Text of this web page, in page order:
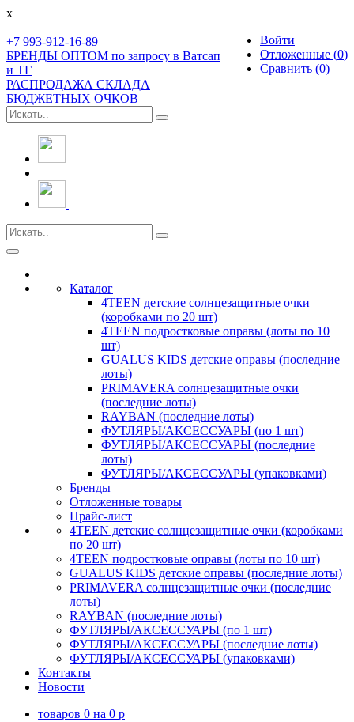
x
Войти
Отложенные (0)
Сравнить (0)
+7 993-912-16-89
БРЕНДЫ ОПТОМ по запросу в Ватсап
и ТГ
РАСПРОДАЖА СКЛАДА
БЮДЖЕТНЫХ ОЧКОВ
Toggle
Каталог
4TEEN детские солнцезащитные очки
(коробками по 20 шт)
4TEEN подростковые оправы (лоты по 10
шт)
GUALUS KIDS детские оправы (последние
лоты)
PRIMAVERA солнцезащитные очки
(последние лоты)
RAYBAN (последние лоты)
ФУТЛЯРЫ/АКСЕССУАРЫ (по 1 шт)
ФУТЛЯРЫ/АКСЕССУАРЫ (последние
лоты)
ФУТЛЯРЫ/АКСЕССУАРЫ (упаковками)
Бренды
Отложенные товары
Прайс-лист
4TEEN детские солнцезащитные очки (коробками
по 20 шт)
4TEEN подростковые оправы (лоты по 10 шт)
GUALUS KIDS детские оправы (последние лоты)
PRIMAVERA солнцезащитные очки (последние
лоты)
RAYBAN (последние лоты)
ФУТЛЯРЫ/АКСЕССУАРЫ (по 1 шт)
ФУТЛЯРЫ/АКСЕССУАРЫ (последние лоты)
ФУТЛЯРЫ/АКСЕССУАРЫ (упаковками)
Контакты
Новости
товаров 0 на 0 p